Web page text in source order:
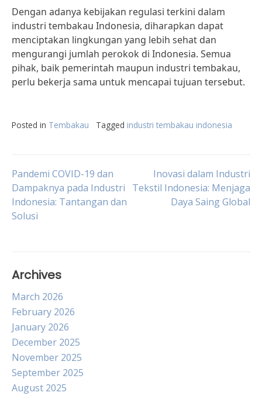
Dengan adanya kebijakan regulasi terkini dalam
industri tembakau Indonesia, diharapkan dapat
menciptakan lingkungan yang lebih sehat dan
mengurangi jumlah perokok di Indonesia. Semua
pihak, baik pemerintah maupun industri tembakau,
perlu bekerja sama untuk mencapai tujuan tersebut.
Posted in Tembakau Tagged industri tembakau indonesia
Post
navigation
Pandemi COVID-19 dan
Dampaknya pada Industri
Indonesia: Tantangan dan
Solusi
Inovasi dalam Industri
Tekstil Indonesia: Menjaga
Daya Saing Global
Archives
March 2026
February 2026
January 2026
December 2025
November 2025
September 2025
August 2025